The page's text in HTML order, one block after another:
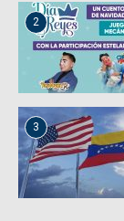
2
3